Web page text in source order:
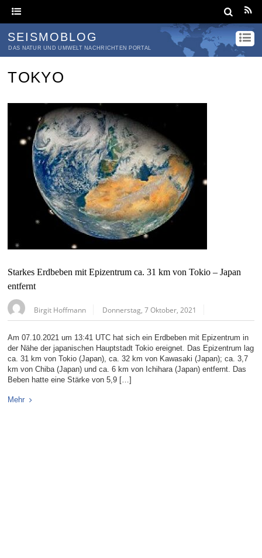
SEISMOBLOG
DAS NATUR UND UMWELT NACHRICHTEN PORTAL
TOKYO
Starkes Erdbeben mit Epizentrum ca. 31 km von Tokio – Japan
entfernt
Birgit Hoffmann Donnerstag, 7 Oktober, 2021
Am 07.10.2021 um 13:41 UTC hat sich ein Erdbeben mit Epizentrum in
der Nähe der japanischen Hauptstadt Tokio ereignet. Das Epizentrum lag
ca. 31 km von Tokio (Japan), ca. 32 km von Kawasaki (Japan); ca. 3,7
km von Chiba (Japan) und ca. 6 km von Ichihara (Japan) entfernt. Das
Beben hatte eine Stärke von 5,9 […]
Mehr